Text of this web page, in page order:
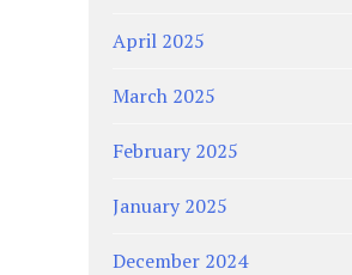
April 2025
March 2025
February 2025
January 2025
December 2024